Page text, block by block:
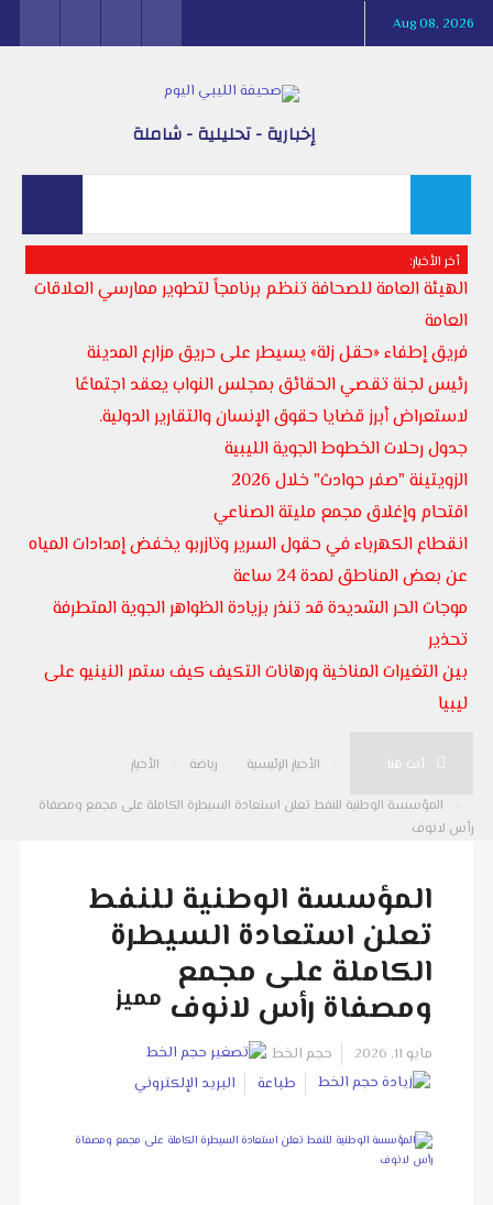
Aug 08, 2026
إخبارية - تحليلية - شاملة
أخر الأخبار:
الهيئة العامة للصحافة تنظم برنامجاً لتطوير ممارسي العلاقات
العامة
فريق إطفاء «حقل زلة» يسيطر على حريق مزارع المدينة
رئيس لجنة تقصي الحقائق بمجلس النواب يعقد اجتماعًا
لاستعراض أبرز قضايا حقوق الإنسان والتقارير الدولية.
جدول رحلات الخطوط الجوية الليبية
الزويتينة "صفر حوادث" خلال 2026
اقتحام وإغلاق مجمع مليتة الصناعي
انقطاع الكهرباء في حقول السرير وتازربو يخفض إمدادات المياه
عن بعض المناطق لمدة 24 ساعة
موجات الحر الشديدة قد تنذر بزيادة الظواهر الجوية المتطرفة
تحذير
بين التغيرات المناخية ورهانات التكيف كيف ستمر النينيو على
ليبيا
أنت هنا: الأخبار الرئيسية رياضة
الأخبار
المؤسسة الوطنية للنفط تعلن استعادة السيطرة الكاملة على مجمع ومصفاة
رأس لانوف
المؤسسة الوطنية للنفط
تعلن استعادة السيطرة
الكاملة على مجمع
ومصفاة رأس لانوف مميز
مايو 11, 2026
حجم الخط
طباعة
البريد الإلكتروني